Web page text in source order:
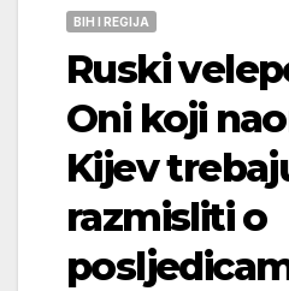
BIH I REGIJA
Ruski
Oni koji
Kijev
razmisliti o